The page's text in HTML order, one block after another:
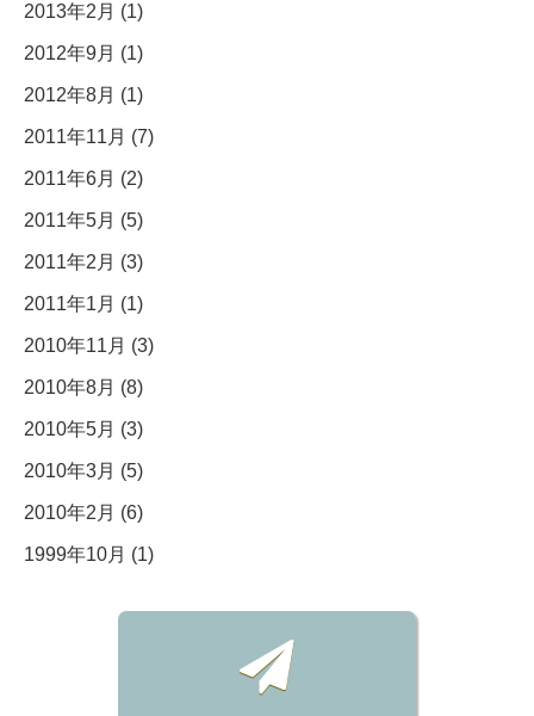
2013年2月 (1)
2012年9月 (1)
2012年8月 (1)
2011年11月 (7)
2011年6月 (2)
2011年5月 (5)
2011年2月 (3)
2011年1月 (1)
2010年11月 (3)
2010年8月 (8)
2010年5月 (3)
2010年3月 (5)
2010年2月 (6)
1999年10月 (1)